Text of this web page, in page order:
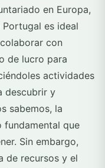
en Europa,
es ideal
con
de lucro para
actividades
descubrir y
sabemos, la
fundamental que
Sin embargo,
de recursos y el